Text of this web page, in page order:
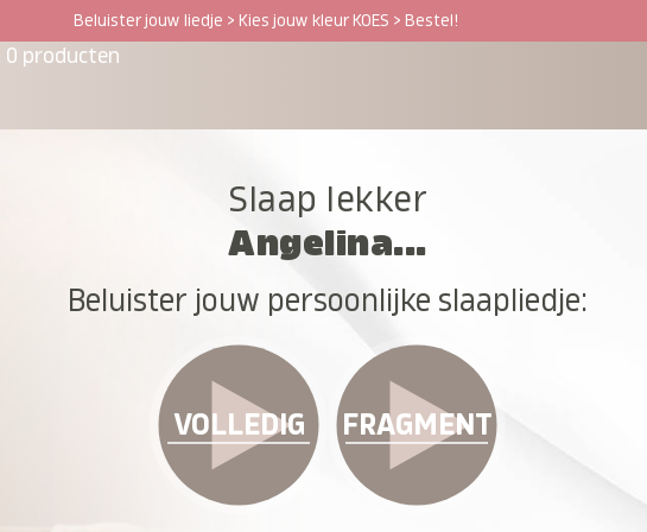
Beluister jouw liedje > Kies jouw kleur KOES > Bestel!
0 producten
Slaap lekker
Angelina...
Beluister jouw persoonlijke slaapliedje:
VOLLEDIG FRAGMENT